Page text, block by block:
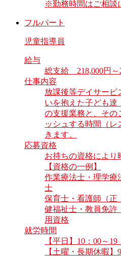
※勤務時間はご相談
フルパート
児童指導員
給与
総支給 218,000円～
仕事内容
放課後等デイサービ
いを抱えた子ども達
の支援業務と、その
ッシュする時間（
きます。
応募資格
お持ちの資格により
【資格の一例】
作業療法士・理学療
士
保育士・看護師（正
健福祉士・教員免許
用資格
就労時間
【平日】10：00～19
【土曜・長期休暇】